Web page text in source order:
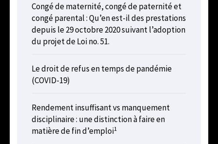
Congé de maternité, congé de paternité et
congé parental : Qu’en est-il des prestations
depuis le 29 octobre 2020 suivant l’adoption
du projet de Loi no. 51.
Le droit de refus en temps de pandémie
(COVID-19)
Rendement insuffisant vs manquement
disciplinaire : une distinction à faire en
matière de fin d’emploi1